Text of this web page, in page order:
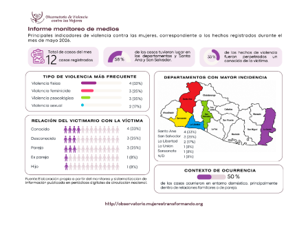
Monitoreo
medios
correspondiente
hechos
violencia
registrados
durante